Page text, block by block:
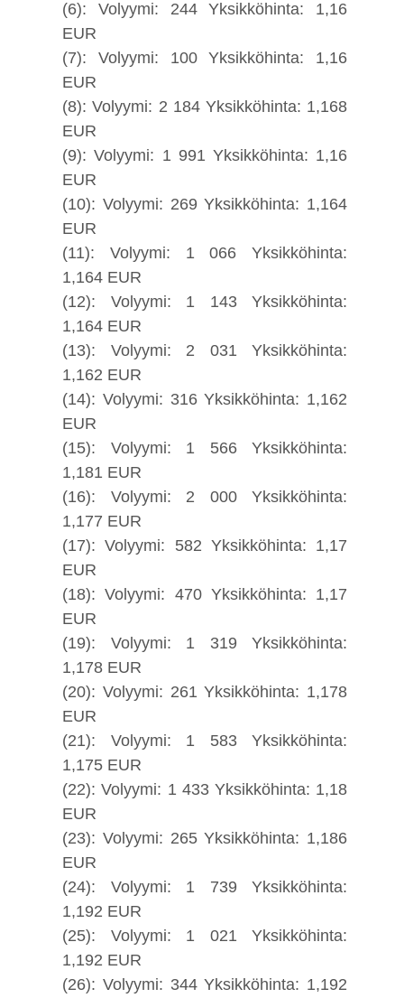
(6): Volyymi: 244 Yksikköhinta: 1,16
EUR
(7): Volyymi: 100 Yksikköhinta: 1,16
EUR
(8): Volyymi: 2 184 Yksikköhinta: 1,168
EUR
(9): Volyymi: 1 991 Yksikköhinta: 1,16
EUR
(10): Volyymi: 269 Yksikköhinta: 1,164
EUR
(11): Volyymi: 1 066 Yksikköhinta:
1,164 EUR
(12): Volyymi: 1 143 Yksikköhinta:
1,164 EUR
(13): Volyymi: 2 031 Yksikköhinta:
1,162 EUR
(14): Volyymi: 316 Yksikköhinta: 1,162
EUR
(15): Volyymi: 1 566 Yksikköhinta:
1,181 EUR
(16): Volyymi: 2 000 Yksikköhinta:
1,177 EUR
(17): Volyymi: 582 Yksikköhinta: 1,17
EUR
(18): Volyymi: 470 Yksikköhinta: 1,17
EUR
(19): Volyymi: 1 319 Yksikköhinta:
1,178 EUR
(20): Volyymi: 261 Yksikköhinta: 1,178
EUR
(21): Volyymi: 1 583 Yksikköhinta:
1,175 EUR
(22): Volyymi: 1 433 Yksikköhinta: 1,18
EUR
(23): Volyymi: 265 Yksikköhinta: 1,186
EUR
(24): Volyymi: 1 739 Yksikköhinta:
1,192 EUR
(25): Volyymi: 1 021 Yksikköhinta:
1,192 EUR
(26): Volyymi: 344 Yksikköhinta: 1,192